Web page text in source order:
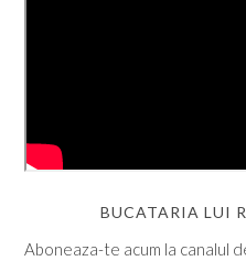
BUCATARIA LUI
Aboneaza-te acum la canalul